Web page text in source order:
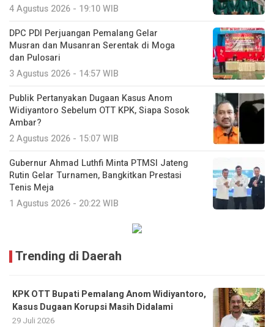
4 Agustus 2026 - 19:10 WIB
DPC PDI Perjuangan Pemalang Gelar
Musran dan Musanran Serentak di Moga
dan Pulosari
3 Agustus 2026 - 14:57 WIB
Publik Pertanyakan Dugaan Kasus Anom
Widiyantoro Sebelum OTT KPK, Siapa Sosok
Ambar?
2 Agustus 2026 - 15:07 WIB
Gubernur Ahmad Luthfi Minta PTMSI Jateng
Rutin Gelar Turnamen, Bangkitkan Prestasi
Tenis Meja
1 Agustus 2026 - 20:22 WIB
Trending di Daerah
KPK OTT Bupati Pemalang Anom Widiyantoro,
Kasus Dugaan Korupsi Masih Didalami
29 Juli 2026